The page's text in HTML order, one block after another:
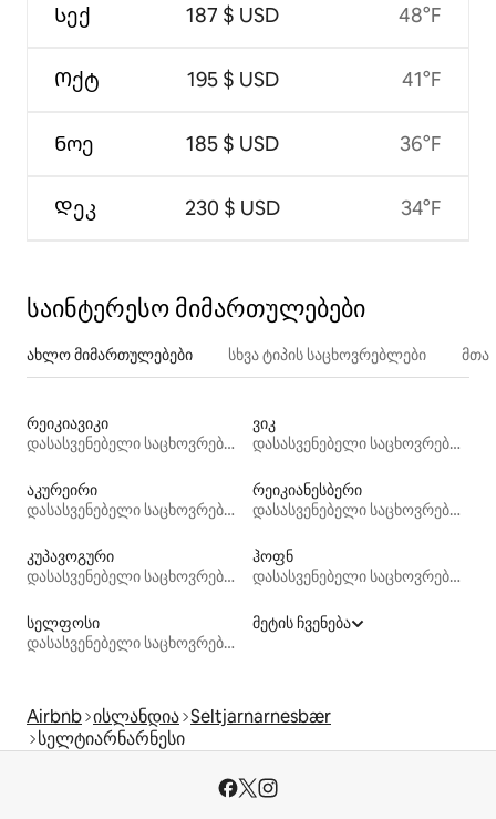
Სექ
Ოქტ
Ნოე
Დეკ
187 $ USD
195 $ USD
185 $ USD
230 $ USD
48°F
41°F
36°F
34°F
საინტერესო მიმართულებები
ახლო მიმართულებები სხვა ტიპის საცხოვრებლები
რეიკიავიკი
დასასვენებელი საცხოვრებლები
ვიკ
დასასვენებელი საცხოვრებლები
აკურეირი
დასასვენებელი საცხოვრებლები
რეიკიანესბერი
დასასვენებელი საცხოვრებლები
კუპავოგური
დასასვენებელი საცხოვრებლები
ჰოფნ
დასასვენებელი საცხოვრებლები
სელფოსი
დასასვენებელი საცხოვრებლები
მეტის ჩვენება
Airbnb ისლანდია Seltjarnarnesbær
სელტიარნარნესი